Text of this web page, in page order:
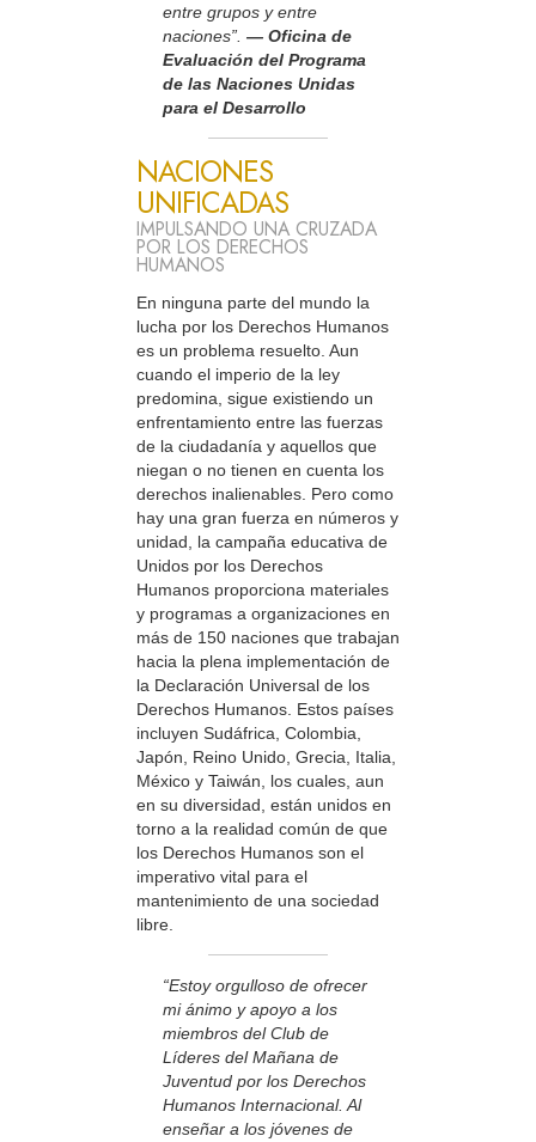
entre grupos y entre
naciones”. — Oficina de
Evaluación del Programa
de las Naciones Unidas
para el Desarrollo
NACIONES
UNIFICADAS
IMPULSANDO UNA CRUZADA
POR LOS DERECHOS
HUMANOS
En ninguna parte del mundo la
lucha por los Derechos Humanos
es un problema resuelto. Aun
cuando el imperio de la ley
predomina, sigue existiendo un
enfrentamiento entre las fuerzas
de la ciudadanía y aquellos que
niegan o no tienen en cuenta los
derechos inalienables. Pero como
hay una gran fuerza en números y
unidad, la campaña educativa de
Unidos por los Derechos
Humanos proporciona materiales
y programas a organizaciones en
más de 150 naciones que trabajan
hacia la plena implementación de
la Declaración Universal de los
Derechos Humanos. Estos países
incluyen Sudáfrica, Colombia,
Japón, Reino Unido, Grecia, Italia,
México y Taiwán, los cuales, aun
en su diversidad, están unidos en
torno a la realidad común de que
los Derechos Humanos son el
imperativo vital para el
mantenimiento de una sociedad
libre.
“Estoy orgulloso de ofrecer
mi ánimo y apoyo a los
miembros del Club de
Líderes del Mañana de
Juventud por los Derechos
Humanos Internacional. Al
enseñar a los jóvenes de